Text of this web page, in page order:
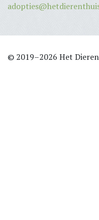
© 2019–2026 Het